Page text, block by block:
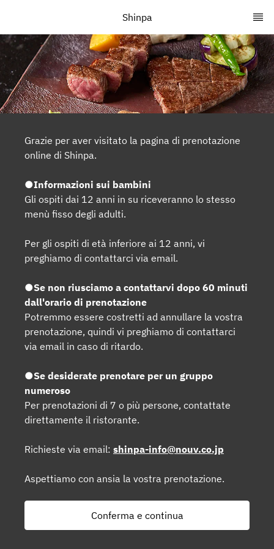
Shinpa
Grazie per aver visitato la pagina di prenotazione
online di Shinpa.
●Informazioni sui bambini
Gli ospiti dai 12 anni in su riceveranno lo stesso
menù fisso degli adulti.
Per gli ospiti di età inferiore ai 12 anni, vi
preghiamo di contattarci via email.
●Se non riusciamo a contattarvi dopo 60 minuti
dall'orario di prenotazione
Potremmo essere costretti ad annullare la vostra
prenotazione, quindi vi preghiamo di contattarci
via email in caso di ritardo.
●Se desiderate prenotare per un gruppo
numeroso
Per prenotazioni di 7 o più persone, contattate
direttamente il ristorante.
Richieste via email: shinpa-info@nouv.co.jp
Aspettiamo con ansia la vostra prenotazione.
Conferma e continua